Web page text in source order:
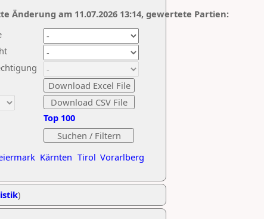
Kärnten Tirol Vorarlberg
Top 100
Änderung am 11.07.2026 13:14, gewertete Partien:
)